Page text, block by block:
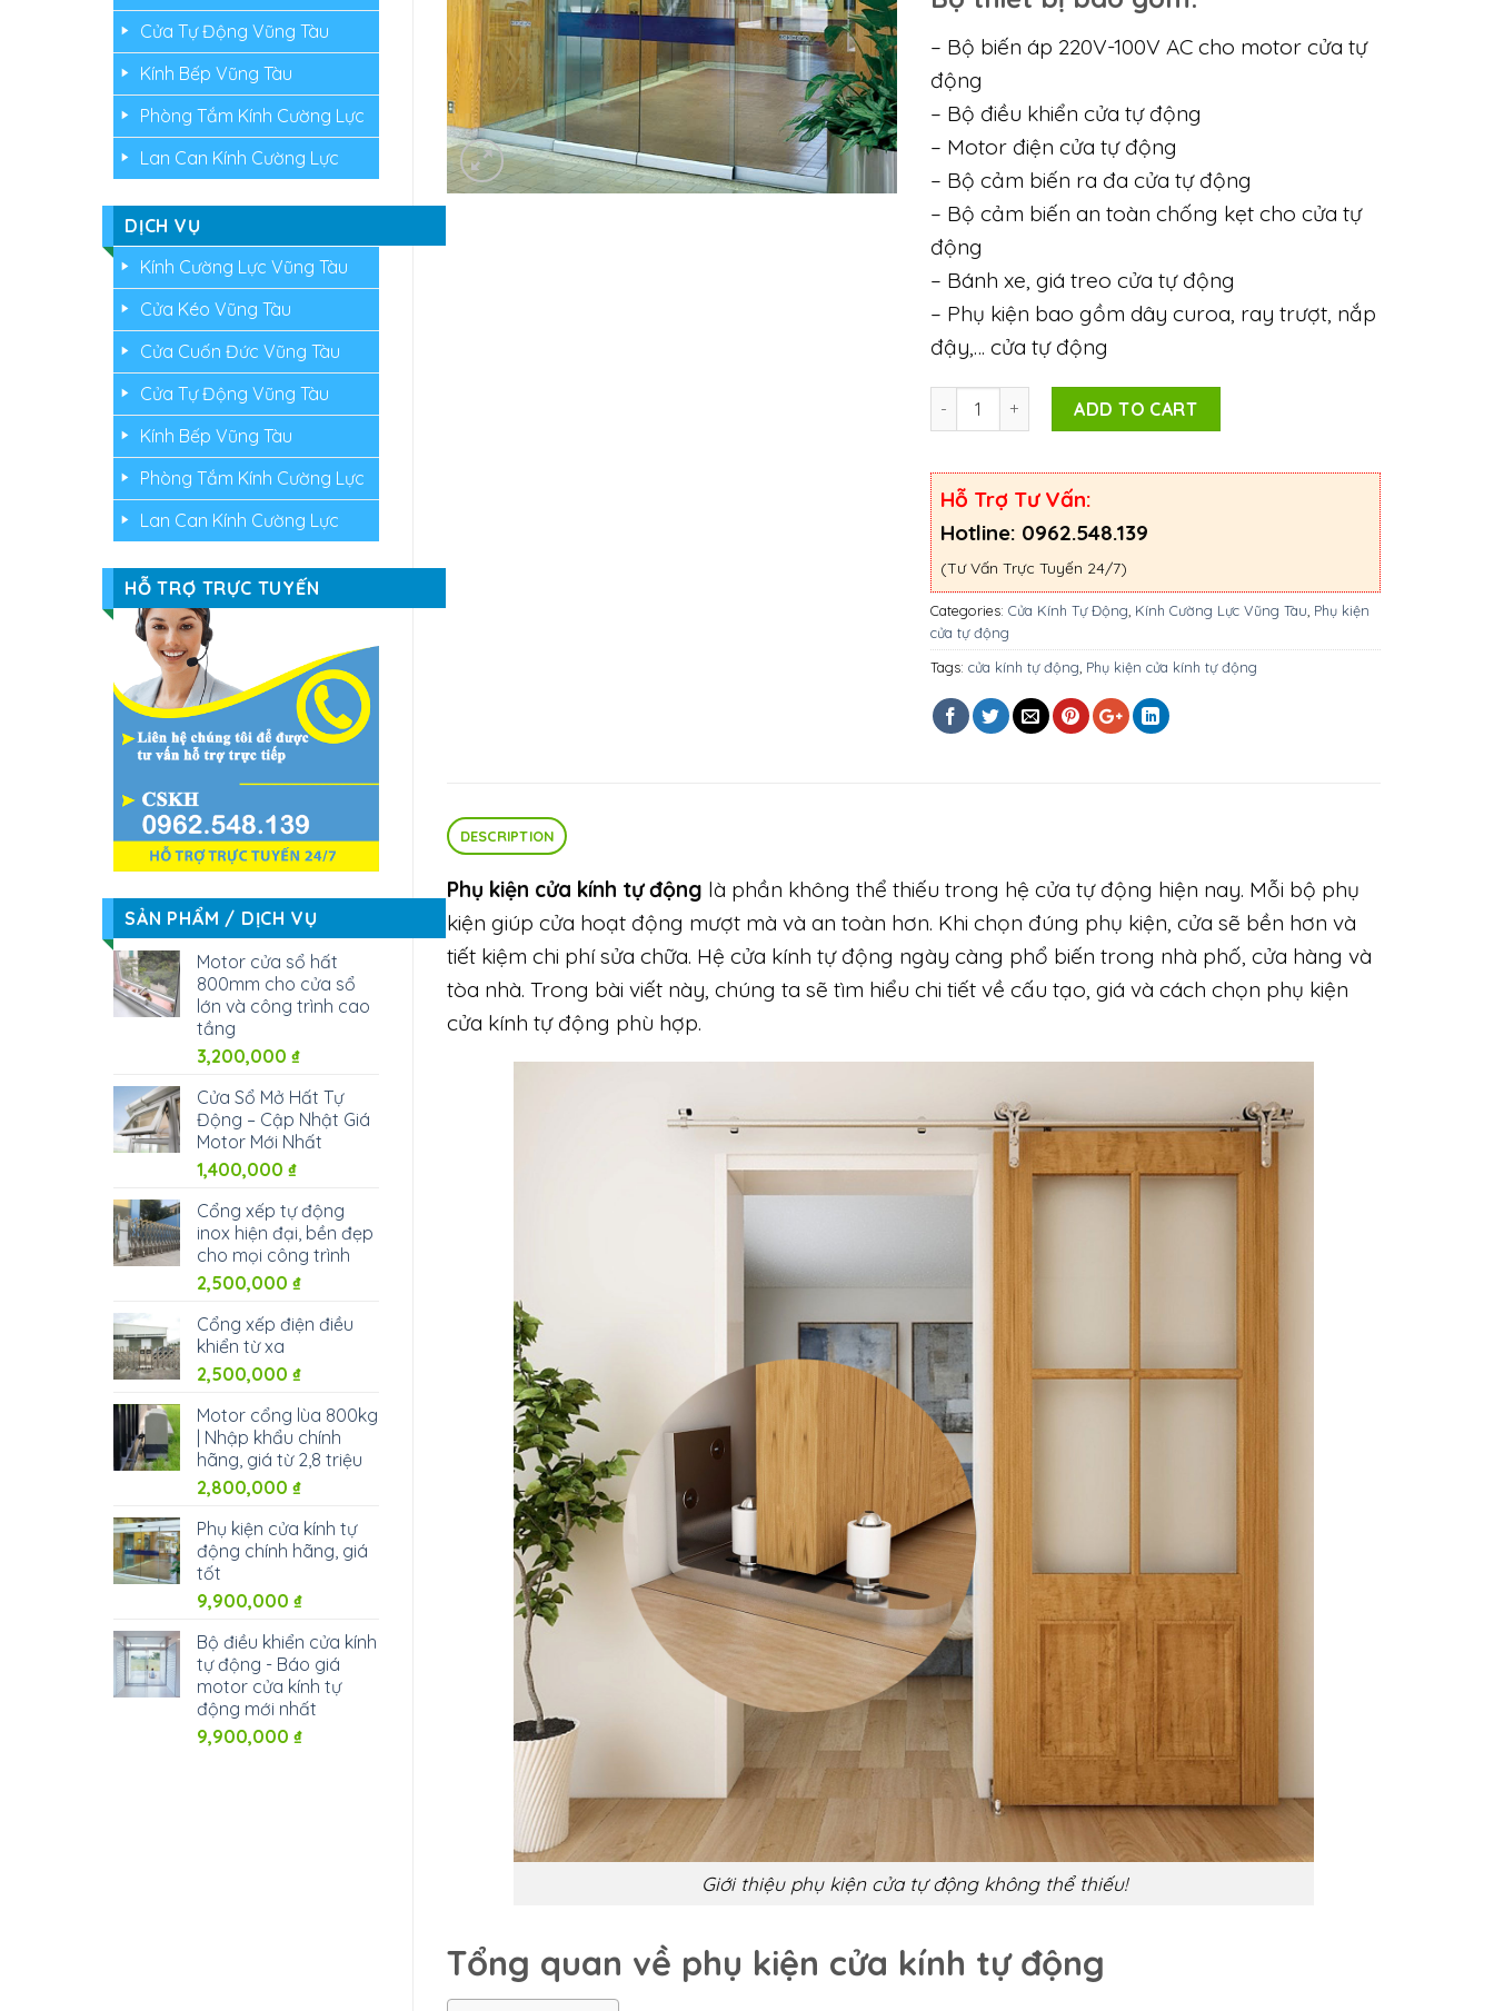
– Bộ biến áp 220V-100V AC cho motor cửa tự
động
– Bộ điều khiển cửa tự động
– Motor điện cửa tự động
– Bộ cảm biến ra đa cửa tự động
– Bộ cảm biến an toàn chống kẹt cho cửa tự
động
– Bánh xe, giá treo cửa tự động
– Phụ kiện bao gồm dây curoa, ray trượt, nắp
đậy,… cửa tự động
Quantity ADD TO CART
Hỗ Trợ Tư Vấn:
Hotline: 0962.548.139
(Tư Vấn Trực Tuyến 24/7)
Categories: Cửa Kính Tự Động Kính Cường Lực Vũng Tàu Phụ kiện
cửa tự động
Tags: cửa kính tự động Phụ kiện cửa kính tự động
DESCRIPTION
Phụ kiện cửa kính tự động là phần không thể thiếu trong hệ cửa tự động hiện nay. Mỗi bộ phụ
kiện giúp cửa hoạt động mượt mà và an toàn hơn. Khi chọn đúng phụ kiện, cửa sẽ bền hơn và
tiết kiệm chi phí sửa chữa. Hệ cửa kính tự động ngày càng phổ biến trong nhà phố, cửa hàng và
tòa nhà. Trong bài viết này, chúng ta sẽ tìm hiểu chi tiết về cấu tạo, giá và cách chọn phụ kiện
cửa kính tự động phù hợp.
Giới thiệu phụ kiện cửa tự động không thể thiếu!
Tổng quan về phụ kiện cửa kính tự động
Cửa Tự Động Vũng Tàu
Kính Bếp Vũng Tàu
Phòng Tắm Kính Cường Lực
Lan Can Kính Cường Lực
DỊCH VỤ
Kính Cường Lực Vũng Tàu
Cửa Kéo Vũng Tàu
Cửa Cuốn Đức Vũng Tàu
Cửa Tự Động Vũng Tàu
Kính Bếp Vũng Tàu
Phòng Tắm Kính Cường Lực
Lan Can Kính Cường Lực
HỖ TRỢ TRỰC TUYẾN
SẢN PHẨM / DỊCH VỤ
Motor cửa sổ hất
800mm cho cửa sổ
lớn và công trình cao
tầng
3,200,000 ₫
Cửa Sổ Mở Hất Tự
Động – Cập Nhật Giá
Motor Mới Nhất
1,400,000 ₫
Cổng xếp tự động
inox hiện đại, bền đẹp
cho mọi công trình
2,500,000 ₫
Cổng xếp điện điều
khiển từ xa
2,500,000 ₫
Motor cổng lùa 800kg
| Nhập khẩu chính
hãng, giá từ 2,8 triệu
2,800,000 ₫
Phụ kiện cửa kính tự
động chính hãng, giá
tốt
9,900,000 ₫
Bộ điều khiển cửa kính
tự động - Báo giá
motor cửa kính tự
động mới nhất
9,900,000 ₫